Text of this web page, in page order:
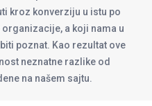
kroz konverziju u istu po
a koji nama u
poznat. Kao rezultat ove
neznatne razlike od
na našem sajtu.